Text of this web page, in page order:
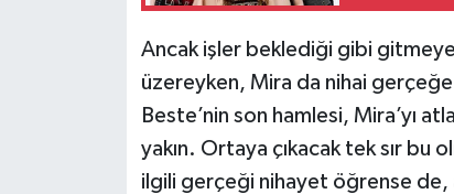
Ancak işler beklediği gibi
üzereyken, Mira da nihai
Beste’nin son hamlesi, Mira’yı
yakın. Ortaya çıkacak tek sır bu
ilgili gerçeği nihayet öğrense de,